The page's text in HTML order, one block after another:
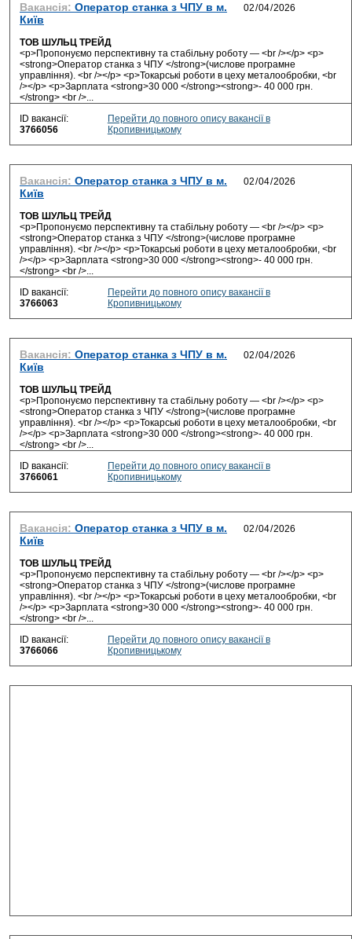
Вакансія: Оператор станка з ЧПУ в м.
Київ
ТОВ ШУЛЬЦ ТРЕЙД
<p>Пропонуємо перспективну та стабільну роботу — <br /></p> <p>
<strong>Оператор станка з ЧПУ </strong>(числове програмне
управління). <br /></p> <p>Токарські роботи в цеху металообробки, <br
/></p> <p>Зарплата <strong>30 000 </strong><strong>- 40 000 грн.
</strong> <br />...
ID вакансії:
3766056
Перейти до повного опису вакансії в
Кропивницькому
Вакансія: Оператор станка з ЧПУ в м.
Київ
ТОВ ШУЛЬЦ ТРЕЙД
<p>Пропонуємо перспективну та стабільну роботу — <br /></p> <p>
<strong>Оператор станка з ЧПУ </strong>(числове програмне
управління). <br /></p> <p>Токарські роботи в цеху металообробки, <br
/></p> <p>Зарплата <strong>30 000 </strong><strong>- 40 000 грн.
</strong> <br />...
ID вакансії:
3766063
Перейти до повного опису вакансії в
Кропивницькому
Вакансія: Оператор станка з ЧПУ в м.
Київ
ТОВ ШУЛЬЦ ТРЕЙД
<p>Пропонуємо перспективну та стабільну роботу — <br /></p> <p>
<strong>Оператор станка з ЧПУ </strong>(числове програмне
управління). <br /></p> <p>Токарські роботи в цеху металообробки, <br
/></p> <p>Зарплата <strong>30 000 </strong><strong>- 40 000 грн.
</strong> <br />...
ID вакансії:
3766061
Перейти до повного опису вакансії в
Кропивницькому
Вакансія: Оператор станка з ЧПУ в м.
Київ
ТОВ ШУЛЬЦ ТРЕЙД
<p>Пропонуємо перспективну та стабільну роботу — <br /></p> <p>
<strong>Оператор станка з ЧПУ </strong>(числове програмне
управління). <br /></p> <p>Токарські роботи в цеху металообробки, <br
/></p> <p>Зарплата <strong>30 000 </strong><strong>- 40 000 грн.
</strong> <br />...
ID вакансії:
3766066
Перейти до повного опису вакансії в
Кропивницькому